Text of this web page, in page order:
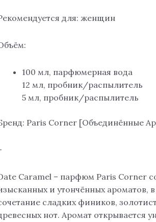
для: женщин
100 мл, парфюмерная вода
12 мл, пробник/распылитель
5 мл, пробник/распылитель
Paris Corner [Объединённые
Caramel – парфюм Paris Corner
и утончённых ароматов,
сладких фиников,
нот. Аромат открывается